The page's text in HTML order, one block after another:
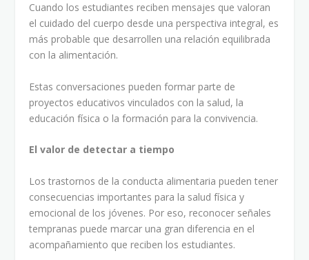
Cuando los estudiantes reciben mensajes que valoran
el cuidado del cuerpo desde una perspectiva integral, es
más probable que desarrollen una relación equilibrada
con la alimentación.
Estas conversaciones pueden formar parte de
proyectos educativos vinculados con la salud, la
educación física o la formación para la convivencia.
El valor de detectar a tiempo
Los trastornos de la conducta alimentaria pueden tener
consecuencias importantes para la salud física y
emocional de los jóvenes. Por eso, reconocer señales
tempranas puede marcar una gran diferencia en el
acompañamiento que reciben los estudiantes.